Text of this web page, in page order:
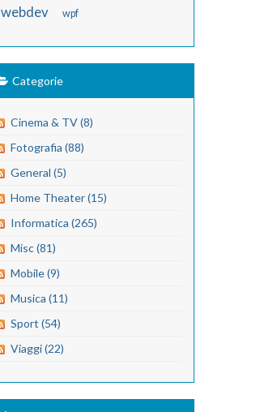
webdev wpf
Categorie
Cinema & TV (8)
Fotografia (88)
General (5)
Home Theater (15)
Informatica (265)
Misc (81)
Mobile (9)
Musica (11)
Sport (54)
Viaggi (22)